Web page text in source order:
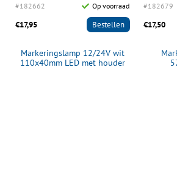
#182662 Op voorraad
€17,95 Bestellen
Markeringslamp 12/24V wit
110x40mm LED met houder
#182679
€17,50